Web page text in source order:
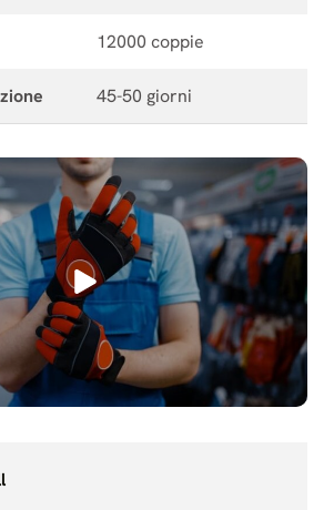
12000 coppie
45-50 giorni